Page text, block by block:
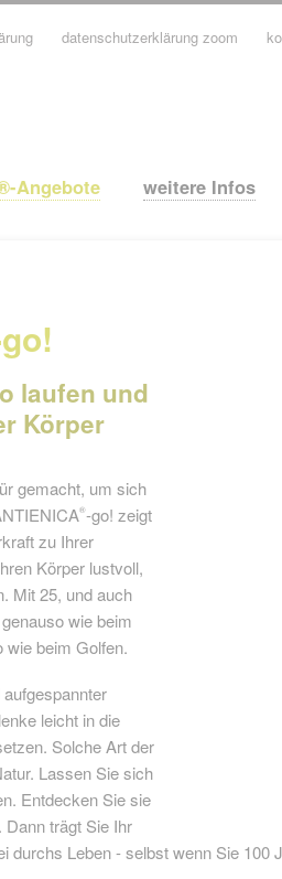
Angebote weitere Infos
datenschutzerklärung zoom
laufen und
Körper
gemacht, um sich
®-go! zeigt
zu Ihrer
Körper lustvoll,
Mit 25, und auch
wie beim
wie beim Golfen.
leicht in die
Solche Art der
Lassen Sie sich
Entdecken Sie sie
trägt Sie Ihr
durchs Leben - selbst wenn Sie 100